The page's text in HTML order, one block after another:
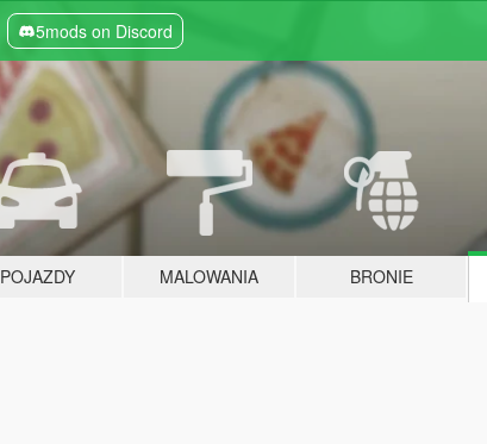
5mods on Discord
POJAZDY MALOWANIA BRONIE